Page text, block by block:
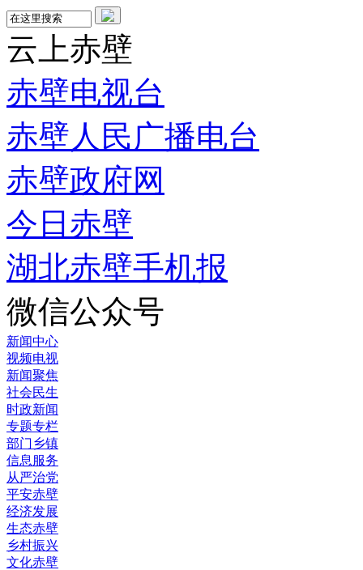
云上赤壁
赤壁电视台
赤壁人民广播电台
赤壁政府网
今日赤壁
湖北赤壁手机报
微信公众号
新闻中心
视频电视
新闻聚焦
社会民生
时政新闻
专题专栏
部门乡镇
信息服务
从严治党
平安赤壁
经济发展
生态赤壁
乡村振兴
文化赤壁